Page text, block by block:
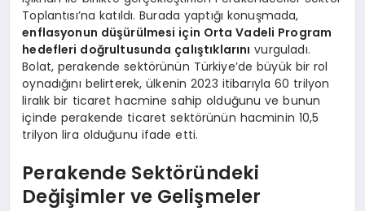
Toplantısı’na katıldı. Burada yaptığı konuşmada,
enflasyonun düşürülmesi için Orta Vadeli Program
hedefleri doğrultusunda çalıştıklarını vurguladı.
Bolat, perakende sektörünün Türkiye’de büyük bir rol
oynadığını belirterek, ülkenin 2023 itibarıyla 60 trilyon
liralık bir ticaret hacmine sahip olduğunu ve bunun
içinde perakende ticaret sektörünün hacminin 10,5
trilyon lira olduğunu ifade etti.
Perakende Sektöründeki
Değişimler ve Gelişmeler